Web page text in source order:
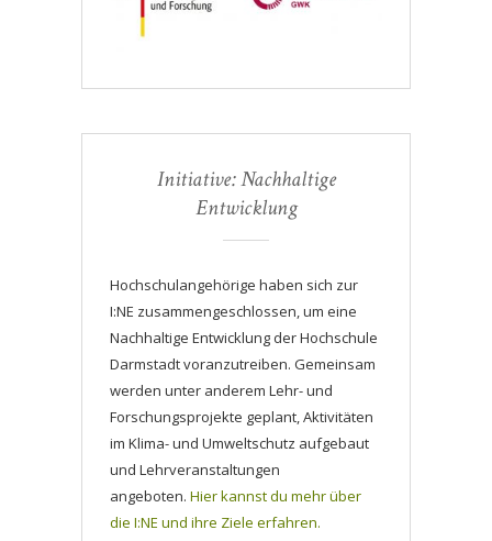
Initiative: Nachhaltige
Entwicklung
Hochschulangehörige haben sich zur
I:NE zusammengeschlossen, um eine
Nachhaltige Entwicklung der Hochschule
Darmstadt voranzutreiben. Gemeinsam
werden unter anderem Lehr- und
Forschungsprojekte geplant, Aktivitäten
im Klima- und Umweltschutz aufgebaut
und Lehrveranstaltungen
angeboten. Hier kannst du mehr über
die I:NE und ihre Ziele erfahren.